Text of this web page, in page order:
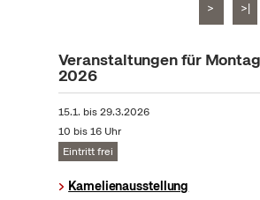
> >|
Veranstaltungen für
2026
15.1. bis29.3.2026
10 bis 16 Uhr
Eintritt frei
Kamelienausstellung